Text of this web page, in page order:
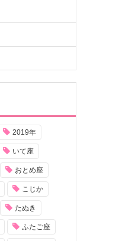
2019年
いて座
おとめ座
こじか
たぬき
ふたご座